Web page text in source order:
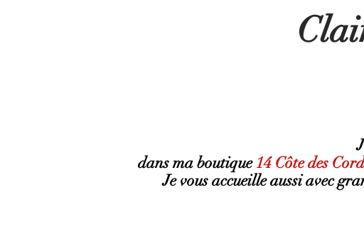
dans ma boutique14 Côte des
Je vous accueille aussi avec